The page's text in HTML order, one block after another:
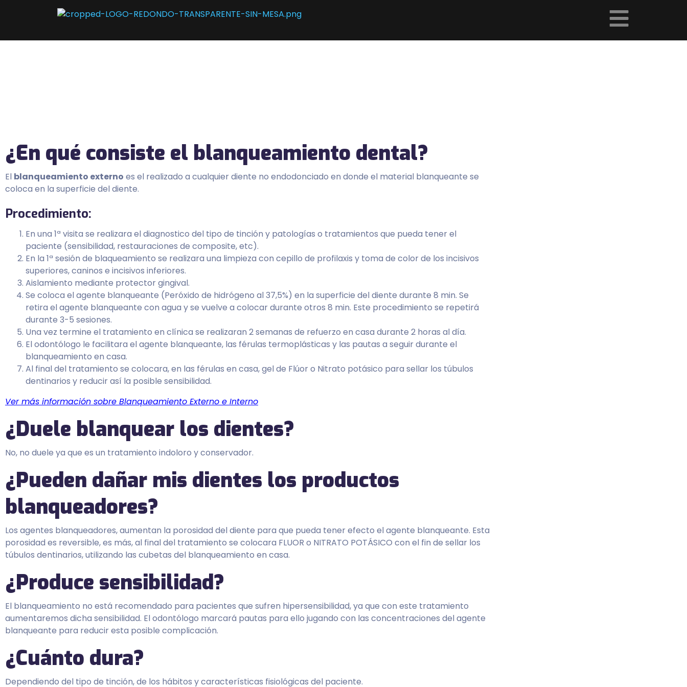
¿En qué consiste el blanqueamiento dental?
El blanqueamiento externo es el realizado a cualquier diente no endodonciado en donde el material blanqueante se
coloca en la superficie del diente.
Procedimiento:
En una 1ª visita se realizara el diagnostico del tipo de tinción y patologías o tratamientos que pueda tener el
paciente (sensibilidad, restauraciones de composite, etc).
En la 1ª sesión de blaqueamiento se realizara una limpieza con cepillo de profilaxis y toma de color de los incisivos
superiores, caninos e incisivos inferiores.
Aislamiento mediante protector gingival.
Se coloca el agente blanqueante (Peróxido de hidrógeno al 37,5%) en la superficie del diente durante 8 min. Se
retira el agente blanqueante con agua y se vuelve a colocar durante otros 8 min. Este procedimiento se repetirá
durante 3-5 sesiones.
Una vez termine el tratamiento en clínica se realizaran 2 semanas de refuerzo en casa durante 2 horas al día.
El odontólogo le facilitara el agente blanqueante, las férulas termoplásticas y las pautas a seguir durante el
blanqueamiento en casa.
Al final del tratamiento se colocara, en las férulas en casa, gel de Flúor o Nitrato potásico para sellar los túbulos
dentinarios y reducir así la posible sensibilidad.
Ver más información sobre Blanqueamiento Externo e Interno
¿Duele blanquear los dientes?
No, no duele ya que es un tratamiento indoloro y conservador.
¿Pueden dañar mis dientes los productos
blanqueadores?
Los agentes blanqueadores, aumentan la porosidad del diente para que pueda tener efecto el agente blanqueante. Esta
porosidad es reversible, es más, al final del tratamiento se colocara FLUOR o NITRATO POTÁSICO con el fin de sellar los
túbulos dentinarios, utilizando las cubetas del blanqueamiento en casa.
¿Produce sensibilidad?
El blanqueamiento no está recomendado para pacientes que sufren hipersensibilidad, ya que con este tratamiento
aumentaremos dicha sensibilidad. El odontólogo marcará pautas para ello jugando con las concentraciones del agente
blanqueante para reducir esta posible complicación.
¿Cuánto dura?
Dependiendo del tipo de tinción, de los hábitos y características fisiológicas del paciente.